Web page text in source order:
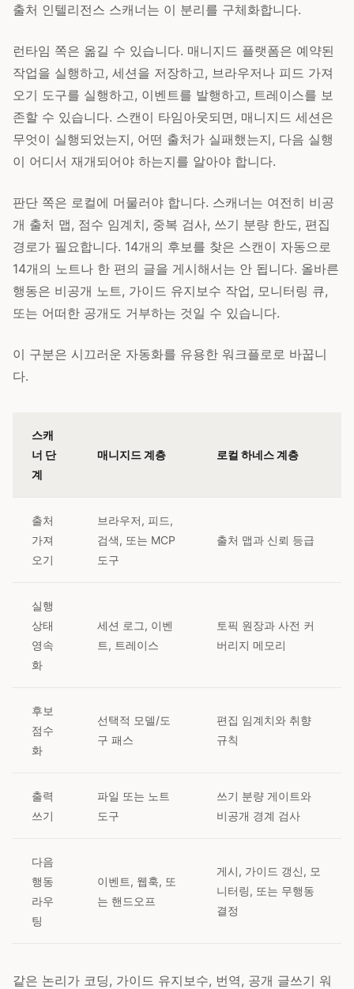
출처 인텔리전스 스캐너는 이 분리를 구체화합니다.
런타임 쪽은 옮길 수 있습니다. 매니지드 플랫폼은 예약된
작업을 실행하고, 세션을 저장하고, 브라우저나 피드 가져
오기 도구를 실행하고, 이벤트를 발행하고, 트레이스를 보
존할 수 있습니다. 스캔이 타임아웃되면, 매니지드 세션은
무엇이 실행되었는지, 어떤 출처가 실패했는지, 다음 실행
이 어디서 재개되어야 하는지를 알아야 합니다.
판단 쪽은 로컬에 머물러야 합니다. 스캐너는 여전히 비공
개 출처 맵, 점수 임계치, 중복 검사, 쓰기 분량 한도, 편집
경로가 필요합니다. 14개의 후보를 찾은 스캔이 자동으로
14개의 노트나 한 편의 글을 게시해서는 안 됩니다. 올바른
행동은 비공개 노트, 가이드 유지보수 작업, 모니터링 큐,
또는 어떠한 공개도 거부하는 것일 수 있습니다.
이 구분은 시끄러운 자동화를 유용한 워크플로로 바꿉니
다.
스캐
너 단
계
매니지드 계층 로컬 하네스 계층
출처
가져
오기
브라우저, 피드,
검색, 또는 MCP
도구
출처 맵과 신뢰 등급
실행
상태
영속
화
세션 로그, 이벤
트, 트레이스
토픽 원장과 사전 커
버리지 메모리
후보
점수
화
선택적 모델/도
구 패스
편집 임계치와 취향
규칙
출력
쓰기
파일 또는 노트
도구
쓰기 분량 게이트와
비공개 경계 검사
다음
행동
라우
팅
이벤트, 웹훅, 또
는 핸드오프
게시, 가이드 갱신, 모
니터링, 또는 무행동
결정
같은 논리가 코딩, 가이드 유지보수, 번역, 공개 글쓰기 워